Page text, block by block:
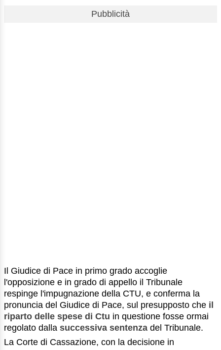
Pubblicità
Il Giudice di Pace in primo grado accoglie
l'opposizione e in grado di appello il Tribunale
respinge l'impugnazione della CTU, e conferma la
pronuncia del Giudice di Pace, sul presupposto che il
riparto delle spese di Ctu in questione fosse ormai
regolato dalla successiva sentenza del Tribunale.
La Corte di Cassazione, con la decisione in